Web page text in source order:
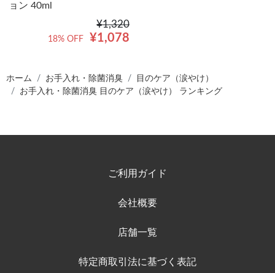
ョン 40ml
¥1,320
¥1,078
18% OFF
ホーム お手入れ・除菌消臭
目のケア（涙やけ）
お手入れ・除菌消臭 目のケア（涙やけ） ランキング
ご利用ガイド
会社概要
店舗一覧
特定商取引法に基づく表記